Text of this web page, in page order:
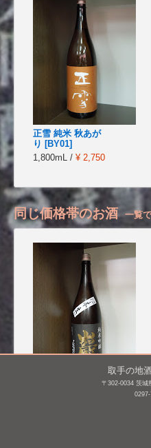
正雪 純米 秋あが
り [BY01]
1,800mL / ¥ 2,750
同じ価格帯のお酒 一覧
巌 純米吟醸 山田錦(黒) 無
取手の地
〒302-0034 茨城